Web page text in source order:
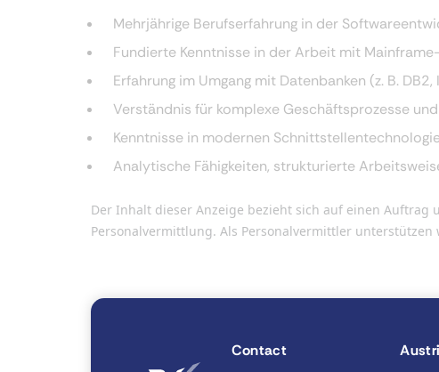
Mehrjährige Berufserfahrung in der
Fundierte Kenntnisse in der Arbeit mit
Erfahrung im Umgang mit Datenbanken (z. B. DB2,
Verständnis für komplexe Geschäftsprozesse
Kenntnisse in modernen
Analytische Fähigkeiten, strukturierte
Der Inhalt dieser Anzeige bezieht sich auf einen Auftrag
Personalvermittlung. Als Personalvermittler unterstützen
Contact